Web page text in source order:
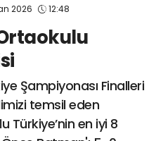
2026 12:48
Şampiyonası Finalleri
temsil eden
Türkiye’nin en iyi 8